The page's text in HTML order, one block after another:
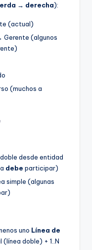
→ derecha):
(actual)
(algunos
(muchos a
desde entidad
debe participar)
simple (algunas
uno Línea de
doble) + 1..N